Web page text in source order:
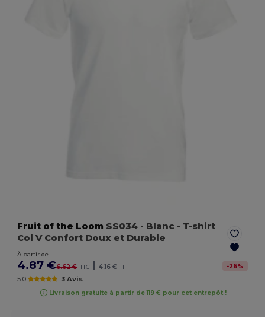
Fruit of the Loom SS034 - Blanc - T-shirt
Col V Confort Doux et Durable
À partir de
4.87 €6.62 € TTC 4.16 €HT -26%
5.0 3 Avis
Livraison gratuite à partir de 119 € pour cet entrepôt !